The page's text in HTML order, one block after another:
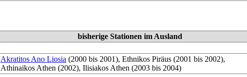
bisherige Stationen im Ausland
Akratitos Ano Liosia (2000 bis 2001), Ethnikos Piräus (2001 bis 2002),
Athinaikos Athen (2002), Ilisiakos Athen (2003 bis 2004)